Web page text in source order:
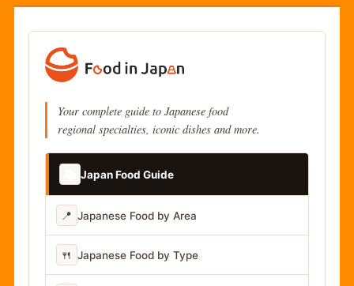
Your complete guide to Japanese food
regional specialties, iconic dishes and more.
Japan Food Guide
📍 Japanese Food by Area
🍴 Japanese Food by Type